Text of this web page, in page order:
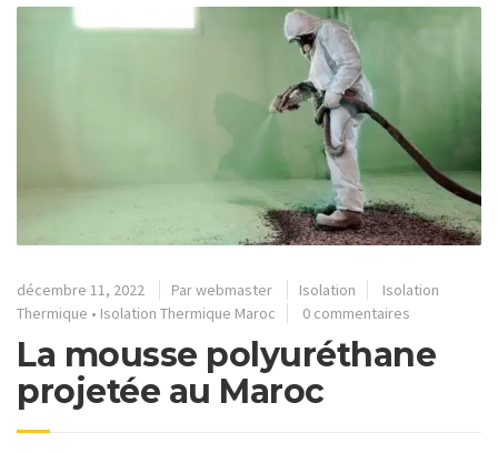
décembre 11, 2022 Parwebmaster Isolation
Isolation
Thermique • Isolation Thermique Maroc 0 commentaires
La mousse polyuréthane
projetée au Maroc